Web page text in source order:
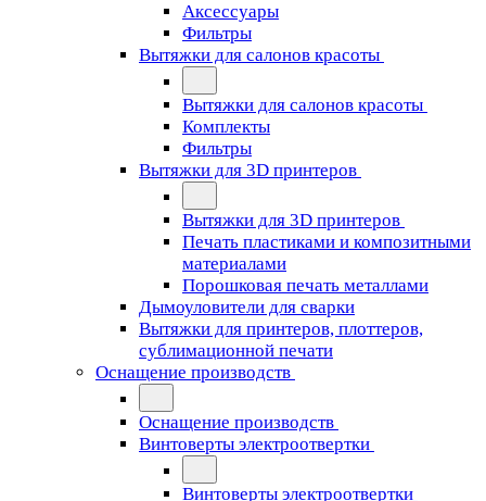
Аксессуары
Фильтры
Вытяжки для салонов красоты
Вытяжки для салонов красоты
Комплекты
Фильтры
Вытяжки для 3D принтеров
Вытяжки для 3D принтеров
Печать пластиками и композитными
материалами
Порошковая печать металлами
Дымоуловители для сварки
Вытяжки для принтеров, плоттеров,
сублимационной печати
Оснащение производств
Оснащение производств
Винтоверты электроотвертки
Винтоверты электроотвертки